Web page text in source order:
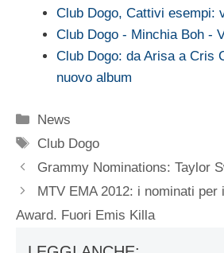
Club Dogo, Cattivi esempi:
Club Dogo - Minchia Boh -
Club Dogo: da Arisa a Cris
nuovo album
Categorie
News
Tag
Club Dogo
Grammy Nominations: Taylor
MTV EMA 2012: i nominati per
Award. Fuori Emis Killa